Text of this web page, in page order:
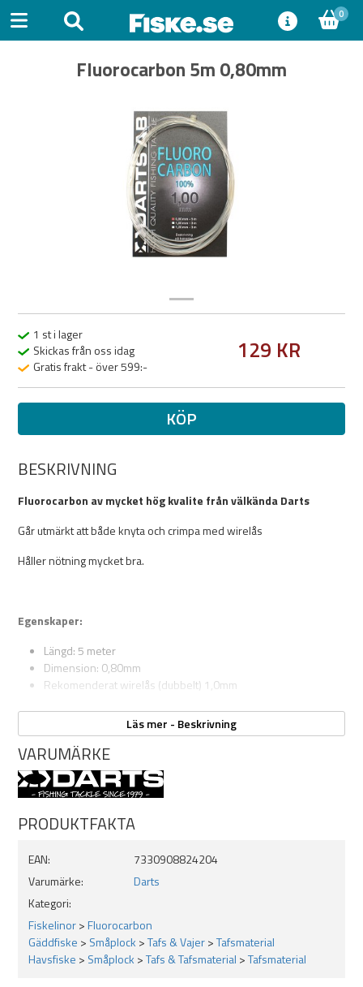
0
Fluorocarbon 5m 0,80mm
1 st i lager
Skickas från oss idag
Gratis frakt - över 599:-
129 KR
KÖP
BESKRIVNING
Fluorocarbon av mycket hög kvalite från välkända Darts
Går utmärkt att både knyta och crimpa med wirelås
Håller nötning mycket bra.
Egenskaper:
Längd: 5 meter
Dimension: 0,80mm
Rekomenderat wirelås (dubbelt) 1,0mm
Läs mer - Beskrivning
VARUMÄRKE
PRODUKTFAKTA
EAN:
7330908824204
Varumärke:
Darts
Kategori:
Fiskelinor>Fluorocarbon
Gäddfiske > Småplock >Tafs & Vajer>Tafsmaterial
Havsfiske > Småplock >Tafs & Tafsmaterial >Tafsmaterial